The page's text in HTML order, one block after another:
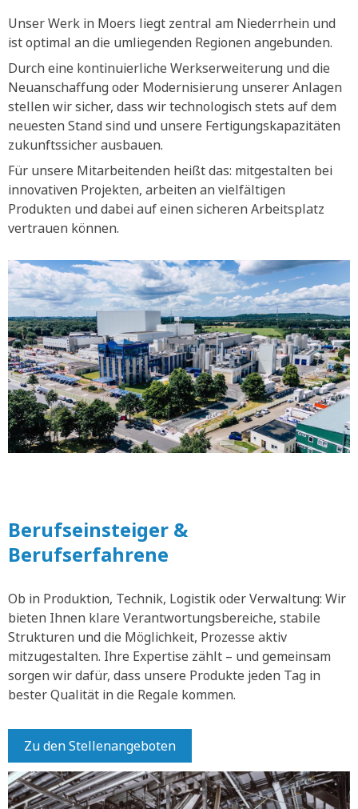
Unser Werk in Moers liegt zentral am Niederrhein und
ist optimal an die umliegenden Regionen angebunden.
Durch eine kontinuierliche Werkserweiterung und die
Neuanschaffung oder Modernisierung unserer Anlagen
stellen wir sicher, dass wir technologisch stets auf dem
neuesten Stand sind und unsere Fertigungskapazitäten
zukunftssicher ausbauen.
Für unsere Mitarbeitenden heißt das: mitgestalten bei
innovativen Projekten, arbeiten an vielfältigen
Produkten und dabei auf einen sicheren Arbeitsplatz
vertrauen können.
Berufseinsteiger &
Berufserfahrene
Ob in Produktion, Technik, Logistik oder Verwaltung: Wir
bieten Ihnen klare Verantwortungsbereiche, stabile
Strukturen und die Möglichkeit, Prozesse aktiv
mitzugestalten. Ihre Expertise zählt – und gemeinsam
sorgen wir dafür, dass unsere Produkte jeden Tag in
bester Qualität in die Regale kommen.
Zu den Stellenangeboten